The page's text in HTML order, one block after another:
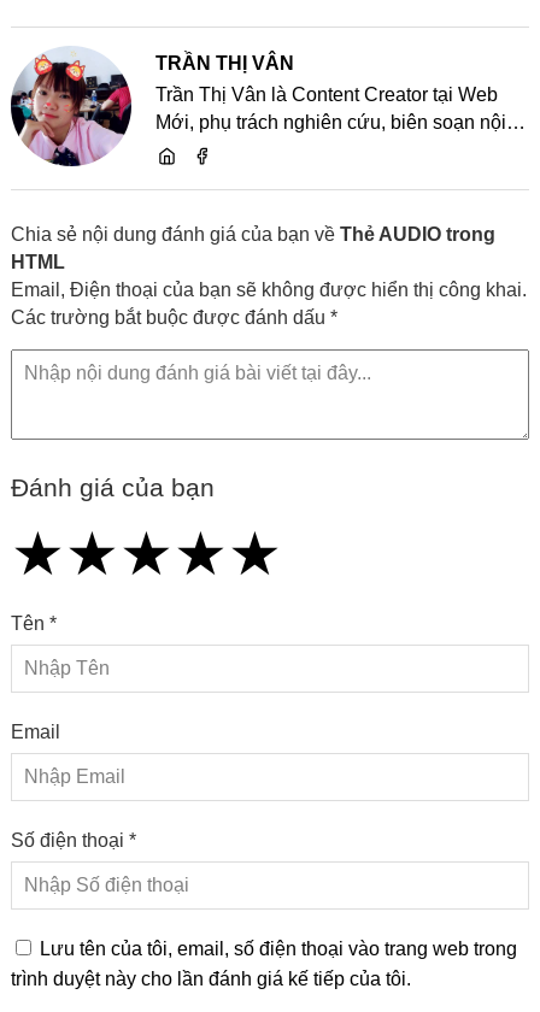
TRẦN THỊ VÂN
Trần Thị Vân là Content Creator tại Web
Mới, phụ trách nghiên cứu, biên soạn nội
dung và chia sẻ kiến thức về website, SEO,
Chia sẻ nội dung đánh giá của bạn về Thẻ AUDIO trong
HTML
Email, Điện thoại của bạn sẽ không được hiển thị công khai.
Các trường bắt buộc được đánh dấu *
Đánh giá của bạn
★
★★
★★★
★★★★
★★★★★
Tên *
Email
Số điện thoại *
Lưu tên của tôi, email, số điện thoại vào trang web trong
trình duyệt này cho lần đánh giá kế tiếp của tôi.